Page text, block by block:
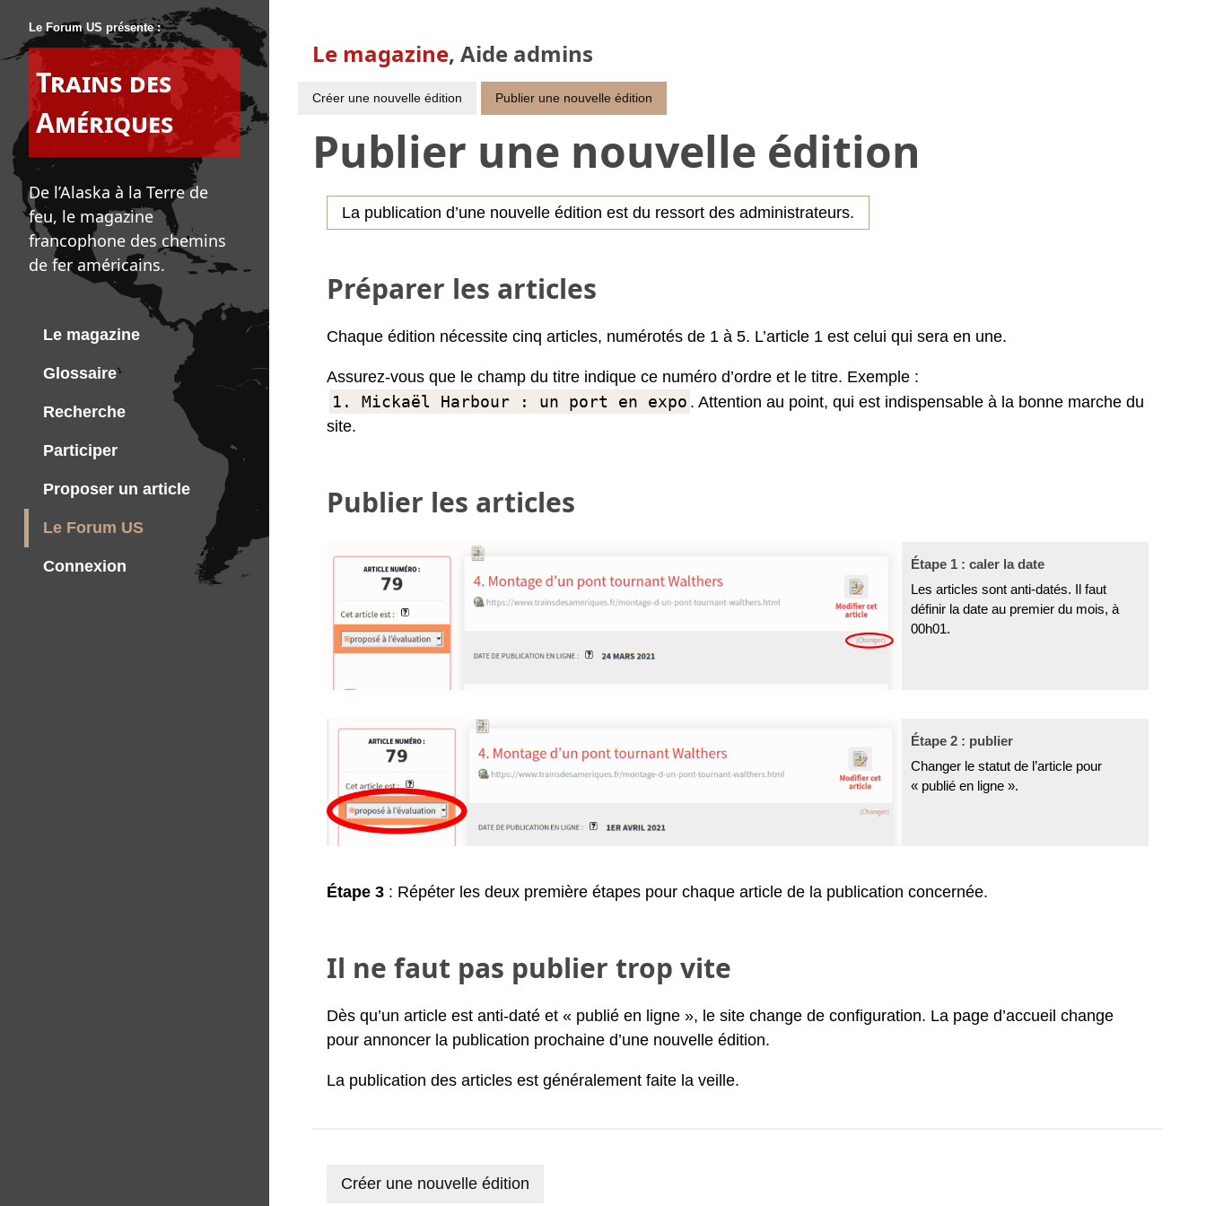
Le Forum US présente :
Trains des
Amériques
De l’Alaska à la Terre de
feu, le magazine
francophone des chemins
de fer américains.
Le magazine
Glossaire
Recherche
Participer
Proposer un article
Le Forum US
Connexion
Le magazine, Aide admins
Créer une nouvelle édition Publier une nouvelle édition
Publier une nouvelle édition
La publication d’une nouvelle édition est du ressort des administrateurs.
Préparer les articles
Chaque édition nécessite cinq articles, numérotés de 1 à 5. L’article 1 est celui qui sera en une.
Assurez-vous que le champ du titre indique ce numéro d’ordre et le titre. Exemple :
1. Mickaël Harbour : un port en expo . Attention au point, qui est indispensable à la bonne marche du
site.
Publier les articles
Étape 1 : caler la date
Les articles sont anti-datés. Il faut
définir la date au premier du mois, à
00h01.
Étape 2 : publier
Changer le statut de l’article pour
« publié en ligne ».
Étape 3 : Répéter les deux première étapes pour chaque article de la publication concernée.
Il ne faut pas publier trop vite
Dès qu’un article est anti-daté et « publié en ligne », le site change de configuration. La page d’accueil change
pour annoncer la publication prochaine d’une nouvelle édition.
La publication des articles est généralement faite la veille.
Créer une nouvelle édition